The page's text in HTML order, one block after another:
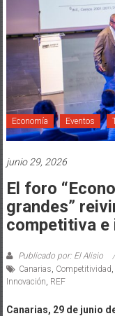
Economía Eventos
junio 29, 2026
El foro
grandes”
competitiva e
Publicado por: El Alisio
Canarias Competitividad
Innovación REF
Canarias, 29 de junio